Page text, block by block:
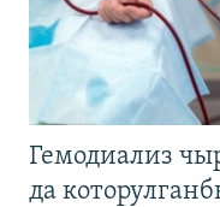
Гемодиализ
да